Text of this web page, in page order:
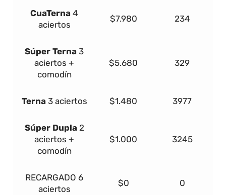
CuaTerna 4
aciertos
$7.980 234
Súper Terna 3
aciertos +
comodín
$5.680 329
Terna 3 aciertos $1.480 3977
Súper Dupla 2
aciertos +
comodín
$1.000 3245
RECARGADO 6
aciertos
$0 0